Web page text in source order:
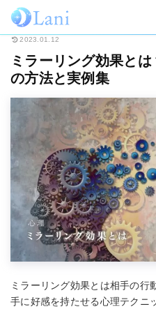
ホーム ライフスタイル
2023.01.12
ミラーリング効果と
の方法と実例集
ミラーリング効果とは相手の行
手に好感を持たせる心理テクニ